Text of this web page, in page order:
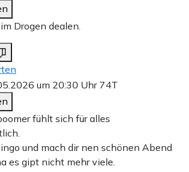
Drogen dealen.
um 20:30 Uhr 74T
fühlt sich für alles
und mach dir nen schönen Abend
es gipt nicht mehr viele.